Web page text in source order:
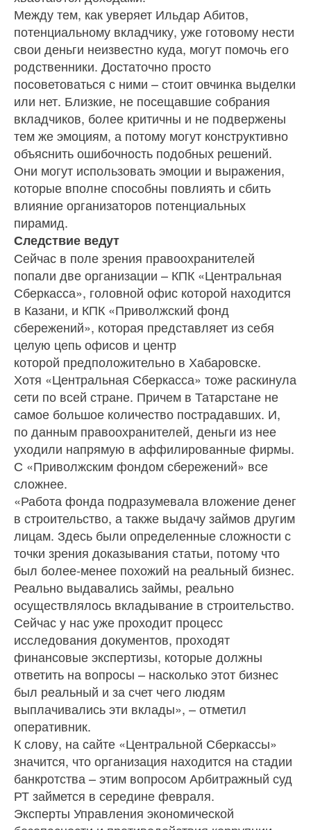
Между тем, как уверяет Ильдар Абитов,
потенциальному вкладчику, уже готовому нести
свои деньги неизвестно куда, могут помочь его
родственники. Достаточно просто
посоветоваться с ними – стоит овчинка выделки
или нет. Близкие, не посещавшие собрания
вкладчиков, более критичны и не подвержены
тем же эмоциям, а потому могут конструктивно
объяснить ошибочность подобных решений.
Они могут использовать эмоции и выражения,
которые вполне способны повлиять и сбить
влияние организаторов потенциальных
пирамид.
Следствие ведут
Сейчас в поле зрения правоохранителей
попали две организации – КПК «Центральная
Сберкасса», головной офис которой находится
в Казани, и КПК «Приволжский фонд
сбережений», которая представляет из себя
целую цепь офисов и центр
которой предположительно в Хабаровске.
Хотя «Центральная Сберкасса» тоже раскинула
сети по всей стране. Причем в Татарстане не
самое большое количество пострадавших. И,
по данным правоохранителей, деньги из нее
уходили напрямую в аффилированные фирмы.
С «Приволжским фондом сбережений» все
сложнее.
«Работа фонда подразумевала вложение денег
в строительство, а также выдачу займов другим
лицам. Здесь были определенные сложности с
точки зрения доказывания статьи, потому что
был более-менее похожий на реальный бизнес.
Реально выдавались займы, реально
осуществлялось вкладывание в строительство.
Сейчас у нас уже проходит процесс
исследования документов, проходят
финансовые экспертизы, которые должны
ответить на вопросы – насколько этот бизнес
был реальный и за счет чего людям
выплачивались эти вклады», – отметил
оперативник.
К слову, на сайте «Центральной Сберкассы»
значится, что организация находится на стадии
банкротства – этим вопросом Арбитражный суд
РТ займется в середине февраля.
Эксперты Управления экономической